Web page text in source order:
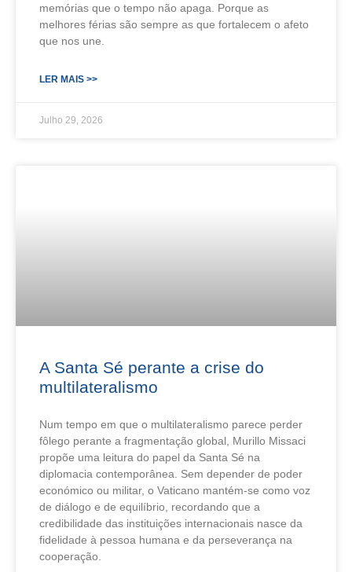
memórias que o tempo não apaga. Porque as
melhores férias são sempre as que fortalecem o afeto
que nos une.
LER MAIS >>
Julho 29, 2026
A Santa Sé perante a crise do
multilateralismo
Num tempo em que o multilateralismo parece perder
fôlego perante a fragmentação global, Murillo Missaci
propõe uma leitura do papel da Santa Sé na
diplomacia contemporânea. Sem depender de poder
económico ou militar, o Vaticano mantém-se como voz
de diálogo e de equilíbrio, recordando que a
credibilidade das instituições internacionais nasce da
fidelidade à pessoa humana e da perseverança na
cooperação.